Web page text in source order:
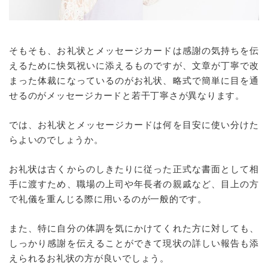
そもそも、お礼状とメッセージカードは感謝の気持ちを伝
えるために快気祝いに添えるものですが、文章が丁寧で改
まった体裁になっているのがお礼状、略式で簡単に目を通
せるのがメッセージカードと若干丁寧さが異なります。
では、お礼状とメッセージカードは何を目安に使い分けた
らよいのでしょうか。
お礼状は古くからのしきたりに従った正式な書面として相
手に渡すため、職場の上司や年長者の親戚など、目上の方
で礼儀を重んじる際に用いるのが一般的です。
また、特に自分の体調を気にかけてくれた方に対しても、
しっかり感謝を伝えることができて現状の詳しい報告も添
えられるお礼状の方が良いでしょう。